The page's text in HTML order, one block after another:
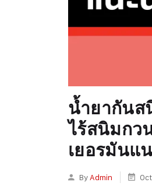
น้ำยากันส
ไร้สนิมกว
เยอรมันแ
By Admin